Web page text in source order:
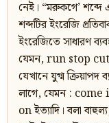
নেই। “মরুকগে’ শব্দে
শব্দটির ইংরেজি
ইংরেজিতে সাধারণ
যেমন, run stop
যেখানে যুগ্ম ক্রিয়াপদ
লাগে, যেমন :
on ইত্যাদি। বলা